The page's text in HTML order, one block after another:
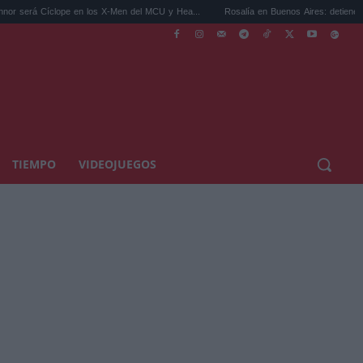
en los X-Men del MCU y Hea... Rosalía en Buenos Aires: detiene el tráfico y
TIEMPO VIDEOJUEGOS